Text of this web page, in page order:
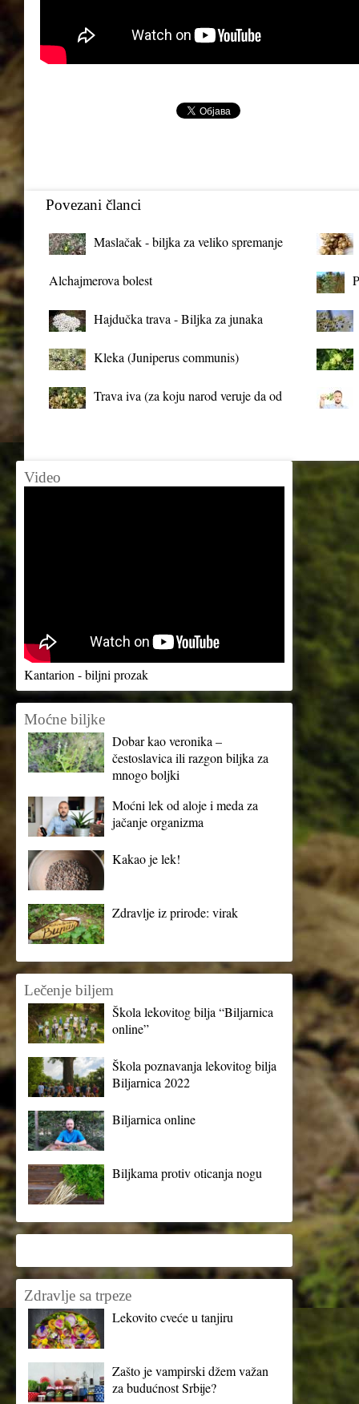
Povezani članci
Maslačak - biljka za veliko spremanje
Alchajmerova bolest
Hajdučka trava - Biljka za junaka
Kleka (Juniperus communis)
Trava iva (za koju narod veruje da od
Video
Kantarion - biljni prozak
Moćne biljke
Dobar kao veronika –
čestoslavica ili razgon biljka za
mnogo boljki
Moćni lek od aloje i meda za
jačanje organizma
Kakao je lek!
Zdravlje iz prirode: virak
Lečenje biljem
Škola lekovitog bilja “Biljarnica
online”
Škola poznavanja lekovitog bilja
Biljarnica 2022
Biljarnica online
Biljkama protiv oticanja nogu
Zdravlje sa trpeze
Lekovito cveće u tanjiru
Zašto je vampirski džem važan
za budućnost Srbije?